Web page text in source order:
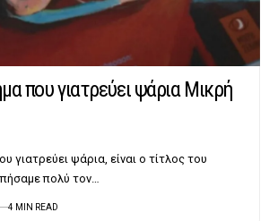
που γιατρεύει ψάρια Μικρή
γιατρεύει ψάρια, είναι ο τίτλος του
πολύ τον…
4 MIN READ